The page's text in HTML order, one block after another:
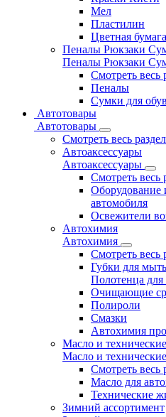
Мел
Пластилин
Цветная
Пеналы Рюкзаки
Пеналы Рюкзаки
Смотреть весь
Пеналы
Сумки для
Автотовары
Автотовары
Смотреть весь раздел
Автоаксессуары
Автоаксессуары
Смотреть весь
Оборудование
автомобиля
Освежители
Автохимия
Автохимия
Смотреть весь
Губки для
Полотенца для
Очищающие
Полироли
Смазки
Автохимия
Масло и
Масло и
Смотреть весь
Масло для
Технические
Зимний ассортимент